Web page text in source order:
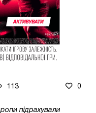
113 0
підрахували